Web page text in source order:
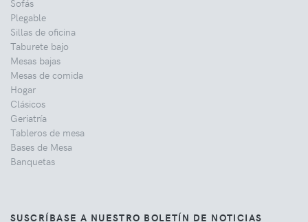
Sofás
Plegable
Sillas de oficina
Taburete bajo
Mesas bajas
Mesas de comida
Hogar
Clásicos
Geriatría
Tableros de mesa
Bases de Mesa
Banquetas
SUSCRÍBASE A NUESTRO BOLETÍN DE NOTICIAS